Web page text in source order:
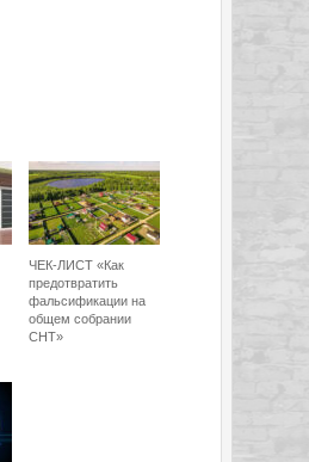
ЧЕК-ЛИСТ «Как
предотвратить
фальсификации на
общем собрании
СНТ»